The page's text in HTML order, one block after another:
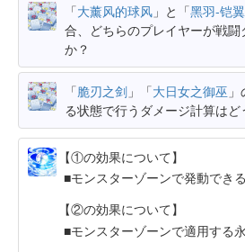
「大薰风的球风 」と「黑羽-铠
合、どちらのプレイヤーが戦
か？
「脆刃之剑 」「大日女之御巫
る状態で行うダメージ計算はど
【①の効果について】
モンスターゾーンで発動でき
【②の効果について】
モンスターゾーンで適用する